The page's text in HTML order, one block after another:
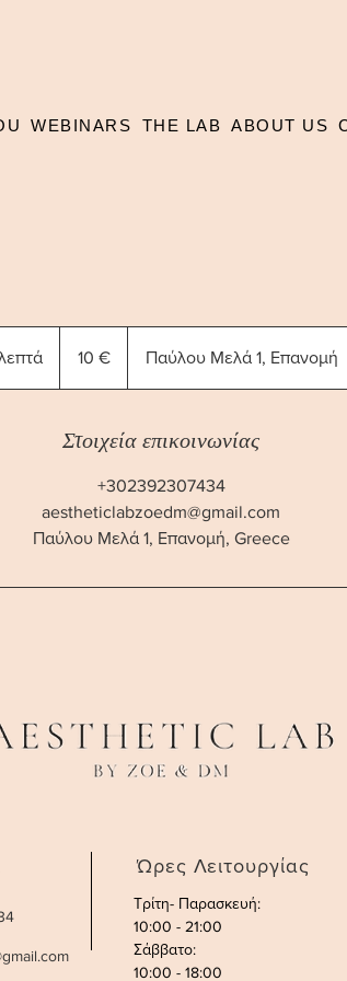
WEBINARS THE LAB ABOUT US
10 € Παύλου Μελά 1, Επανομή
Στοιχεία επικοινωνίας
+302392307434
aestheticlabzoedm@gmail.com
Παύλου Μελά 1, Επανομή, Greece
Ώρες Λειτουργίας
Τρίτη- Παρασκευή:
10:00 - 21:00
Σάββατο:
10:00 - 18:00